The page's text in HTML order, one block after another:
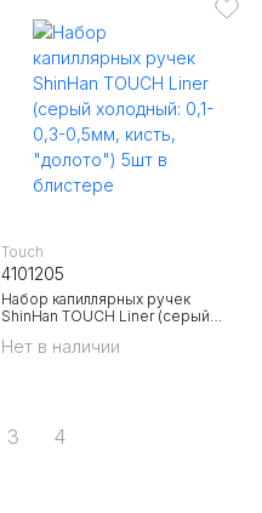
Нет в наличии
Набор капиллярных ручек
ShinHan TOUCH Liner (серый
"долото") 5шт в блистере
Touch
4101205
3 4